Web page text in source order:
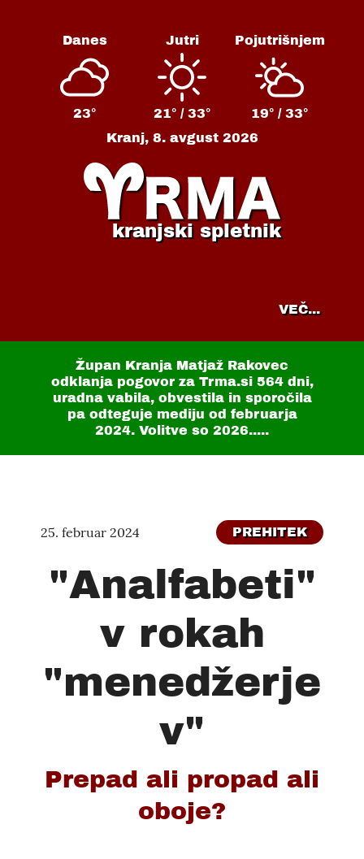
Danes
23°
Jutri
21° / 33°
Pojutrišnjem
19° / 33°
Kranj, 8. avgust 2026
kranjski spletnik
VEČ...
Župan Kranja Matjaž Rakovec
odklanja pogovor za Trma.si 564 dni,
uradna vabila, obvestila in sporočila
pa odteguje mediju od februarja
2024. Volitve so 2026.....
25. februar 2024 PREHITEK
"Analfabeti"
v rokah
"menedžerje
v"
Prepad ali propad ali
oboje?